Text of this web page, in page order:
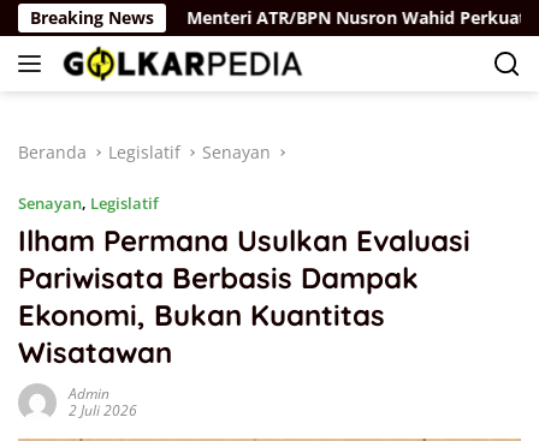
Langsung
ke
konten
Breaking News
Rus Menteri ATR/BPN Nusron Wahid Perkuat
Beranda Legislatif Senayan
Senayan, Legislatif
Ilham Permana Usulkan Evaluasi
Pariwisata Berbasis Dampak
Ekonomi, Bukan Kuantitas
Wisatawan
Admin
2 Juli 2026